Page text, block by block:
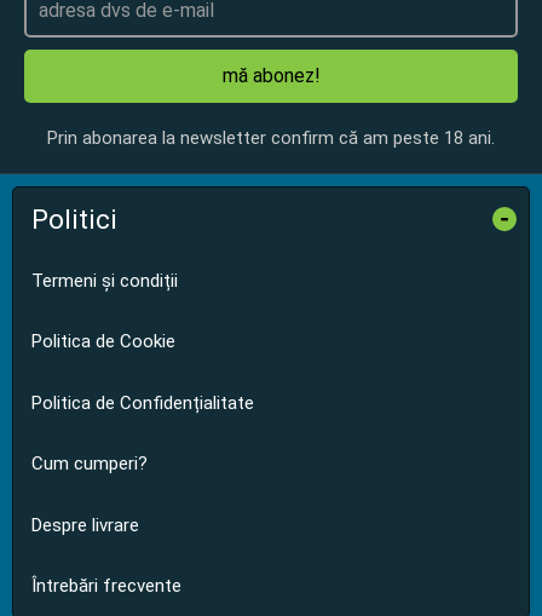
mă abonez!
Prin abonarea la newsletter confirm că am peste 18 ani.
Politici -
Termeni și condiții
Politica de Cookie
Politica de Confidențialitate
Cum cumperi?
Despre livrare
Întrebări frecvente